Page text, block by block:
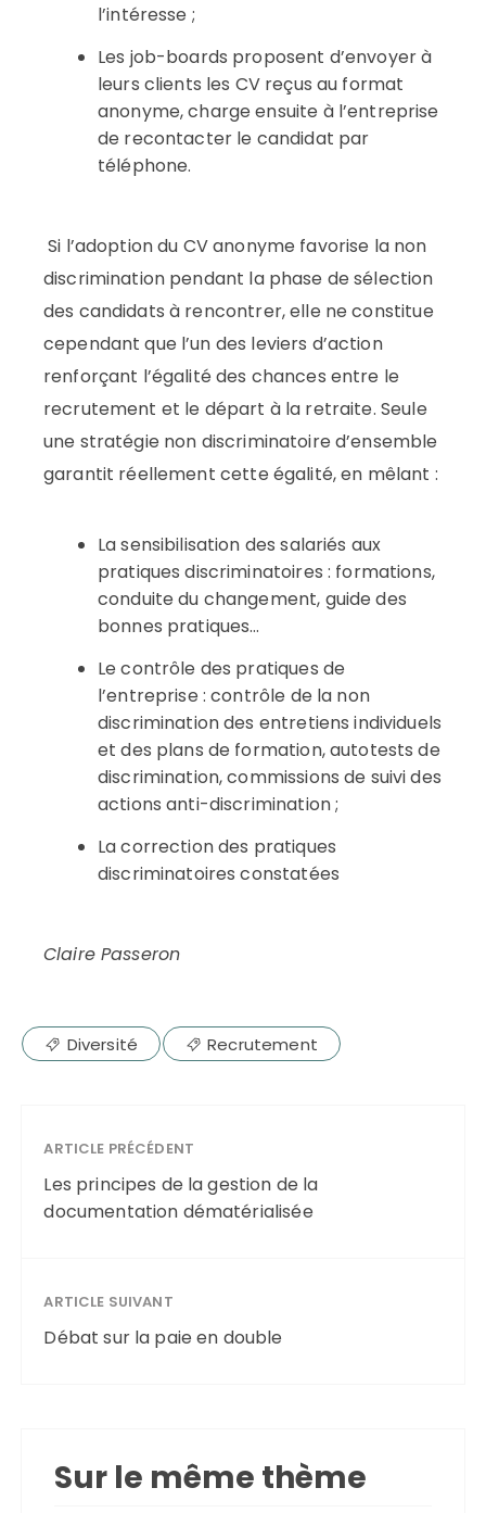
l’intéresse ;
Les job-boards proposent d’envoyer à
leurs clients les CV reçus au format
anonyme, charge ensuite à l’entreprise
de recontacter le candidat par
téléphone.
Si l’adoption du CV anonyme favorise la non
discrimination pendant la phase de sélection
des candidats à rencontrer, elle ne constitue
cependant que l’un des leviers d’action
renforçant l’égalité des chances entre le
recrutement et le départ à la retraite. Seule
une stratégie non discriminatoire d’ensemble
garantit réellement cette égalité, en mêlant :
La sensibilisation des salariés aux
pratiques discriminatoires : formations,
conduite du changement, guide des
bonnes pratiques…
Le contrôle des pratiques de
l’entreprise : contrôle de la non
discrimination des entretiens individuels
et des plans de formation, autotests de
discrimination, commissions de suivi des
actions anti-discrimination ;
La correction des pratiques
discriminatoires constatées
Claire Passeron
Diversité Recrutement
ARTICLE PRÉCÉDENT
Les principes de la gestion de la
documentation dématérialisée
ARTICLE SUIVANT
Débat sur la paie en double
Sur le même thème